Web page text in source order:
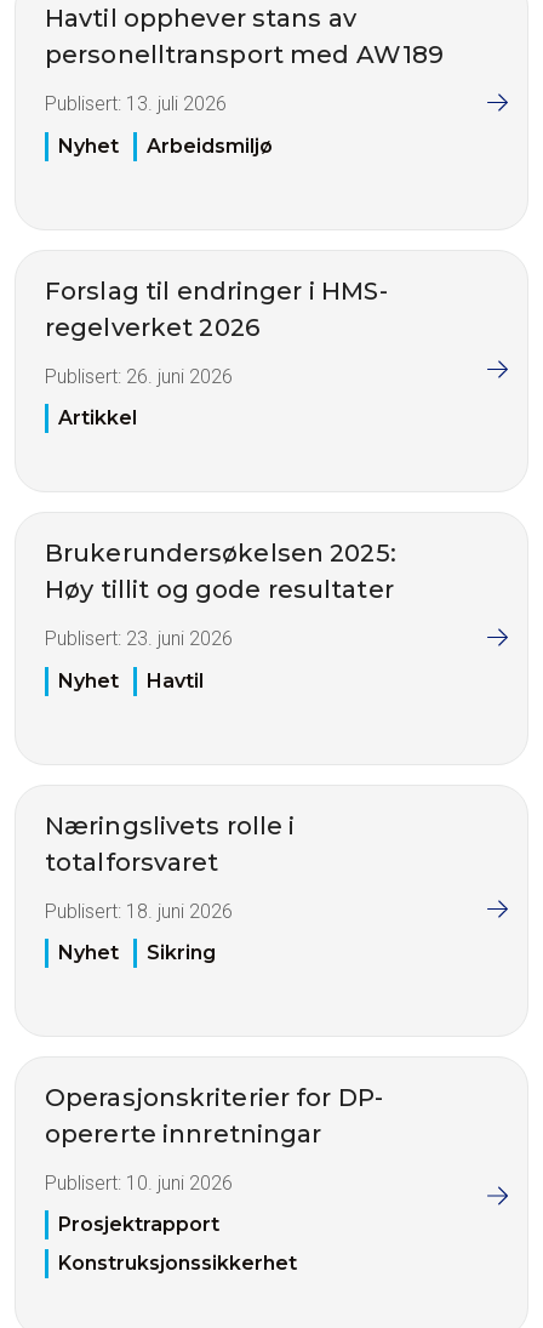
Havtil opphever stans av
personelltransport med AW189
Publisert: 13. juli 2026
Nyhet
Arbeidsmiljø
Forslag til endringer i HMS-
regelverket 2026
Publisert: 26. juni 2026
Artikkel
Brukerundersøkelsen 2025:
Høy tillit og gode resultater
Publisert: 23. juni 2026
Nyhet
Havtil
Næringslivets rolle i
totalforsvaret
Publisert: 18. juni 2026
Nyhet
Sikring
Operasjonskriterier for DP-
opererte innretningar
Publisert: 10. juni 2026
Prosjektrapport
Konstruksjonssikkerhet